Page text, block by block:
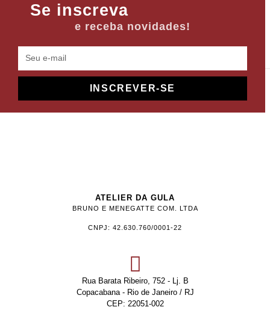
Se inscreva
e receba novidades!
INSCREVER-SE
ATELIER DA GULA
BRUNO E MENEGATTE COM. LTDA
CNPJ: 42.630.760/0001-22
Rua Barata Ribeiro, 752 - Lj. B
Copacabana - Rio de Janeiro / RJ
CEP: 22051-002